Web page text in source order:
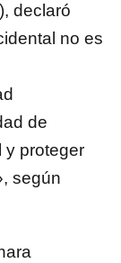
declaró
no es
de
y proteger
según